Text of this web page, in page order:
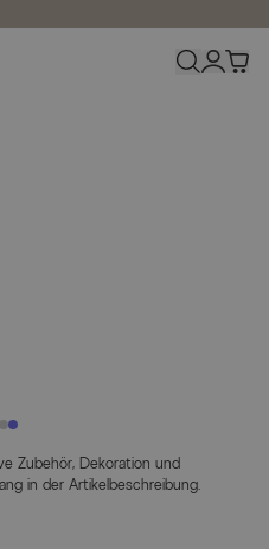
Zubehör, Dekoration und
in der Artikelbeschreibung.